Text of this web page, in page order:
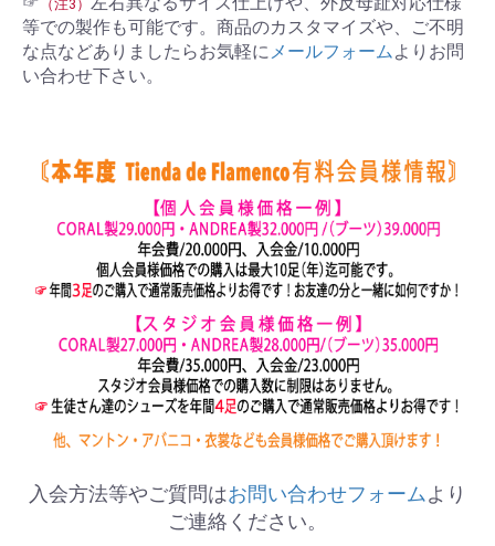
（注3）
等での製作も可能です。商品のカスタマイズや、ご不明
な点などありましたらお気軽にメールフォームよりお問
い合わせ下さい。
入会方法等やご質問はお問い合わせフォームより
ご連絡ください。